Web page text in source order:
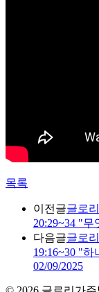
목록
이전글글로
20:29~34 "
다음글글로
19:16~30 "
02/09/2025